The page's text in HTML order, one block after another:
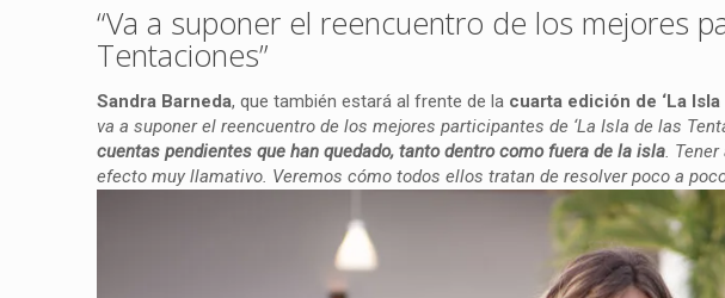
“Va a suponer el reencuentro de los mejores
Tentaciones”
Sandra Barneda, que también estará al frente de la cuarta edición de ‘La
va a suponer el reencuentro de los mejores participantes de ‘La Isla de las
cuentas pendientes que han quedado, tanto dentro como fuera de la isla .
efecto muy llamativo. Veremos cómo todos ellos tratan de resolver poco a